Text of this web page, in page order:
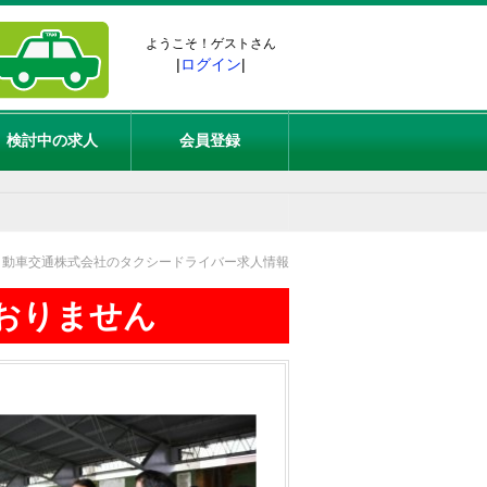
ようこそ！ゲストさん
|ログイン|
検討中の求人 会員登録
車交通株式会社のタクシードライバー求人情報
りません